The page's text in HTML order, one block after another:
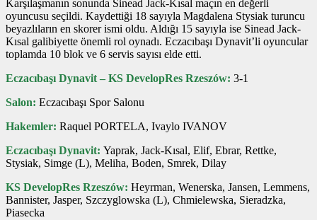
Karşılaşmanın sonunda Sinead Jack-Kısal maçın en değerli
oyuncusu seçildi. Kaydettiği 18 sayıyla Magdalena Stysiak turuncu
beyazlıların en skorer ismi oldu. Aldığı 15 sayıyla ise Sinead Jack-
Kısal galibiyette önemli rol oynadı. Eczacıbaşı Dynavit’li oyuncular
toplamda 10 blok ve 6 servis sayısı elde etti.
Eczacıbaşı Dynavit – KS DevelopRes Rzeszów: 3-1
Salon: Eczacıbaşı Spor Salonu
Hakemler: Raquel PORTELA, Ivaylo IVANOV
Eczacıbaşı Dynavit: Yaprak, Jack-Kısal, Elif, Ebrar, Rettke,
Stysiak, Simge (L), Meliha, Boden, Smrek, Dilay
KS DevelopRes Rzeszów: Heyrman, Wenerska, Jansen, Lemmens,
Bannister, Jasper, Szczyglowska (L), Chmielewska, Sieradzka,
Piasecka